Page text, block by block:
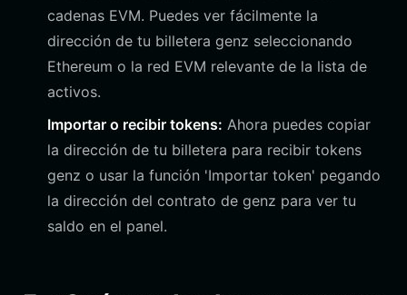
cadenas EVM. Puedes ver fácilmente la
dirección de tu billetera genz seleccionando
Ethereum o la red EVM relevante de la lista de
activos.
Importar o recibir tokens: Ahora puedes copiar
la dirección de tu billetera para recibir tokens
genz o usar la función 'Importar token' pegando
la dirección del contrato de genz para ver tu
saldo en el panel.